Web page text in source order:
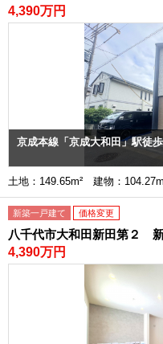
4,390万円
京成本線「京成大和田」駅徒
土地：149.65m² 建物：
新築一戸建て 価格変更
八千代市大和田新田第２
4,390万円